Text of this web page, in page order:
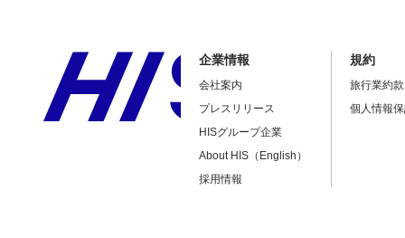
企業情報
会社案内
プレスリリース
HISグループ企業
About HIS（English）
採用情報
規約
旅行業約
個人情報